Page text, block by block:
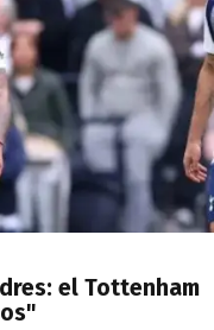
el Tottenham